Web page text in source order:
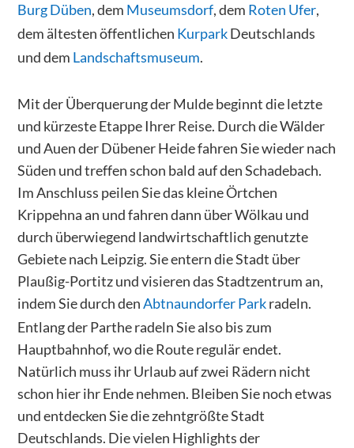
Burg Düben, dem Museumsdorf, dem Roten Ufer,
dem ältesten öffentlichen KurparkDeutschlands
und dem Landschaftsmuseum.
Mit der Überquerung der Mulde beginnt die letzte
und kürzeste Etappe Ihrer Reise. Durch die Wälder
und Auen der Dübener Heide fahren Sie wieder nach
Süden und treffen schon bald auf den Schadebach.
Im Anschluss peilen Sie das kleine Örtchen
Krippehna an und fahren dann über Wölkau und
durch überwiegend landwirtschaftlich genutzte
Gebiete nach Leipzig. Sie entern die Stadt über
Plaußig-Portitz und visieren das Stadtzentrum an,
indem Sie durch denAbtnaundorfer Parkradeln.
Entlang der Parthe radeln Sie also bis zum
Hauptbahnhof, wo die Route regulär endet.
Natürlich muss ihr Urlaub auf zwei Rädern nicht
schon hier ihr Ende nehmen. Bleiben Sie noch etwas
und entdecken Sie die zehntgrößte Stadt
Deutschlands. Die vielen Highlights der